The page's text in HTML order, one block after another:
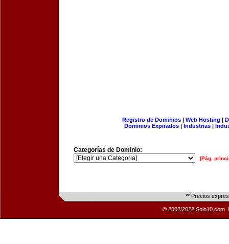
Registro de Dominios| Web Hosting |
Dominios Expirados | Industrias |
Categorías de Dominio:
[Pág.
** Precios
© 2002/2022 Solo10.com